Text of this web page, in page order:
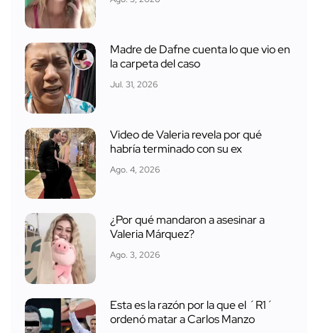
Madre de Dafne cuenta lo que vio en
la carpeta del caso
Jul. 31, 2026
Video de Valeria revela por qué
habría terminado con su ex
Ago. 4, 2026
¿Por qué mandaron a asesinar a
Valeria Márquez?
Ago. 3, 2026
Esta es la razón por la que el ´R1´
ordenó matar a Carlos Manzo